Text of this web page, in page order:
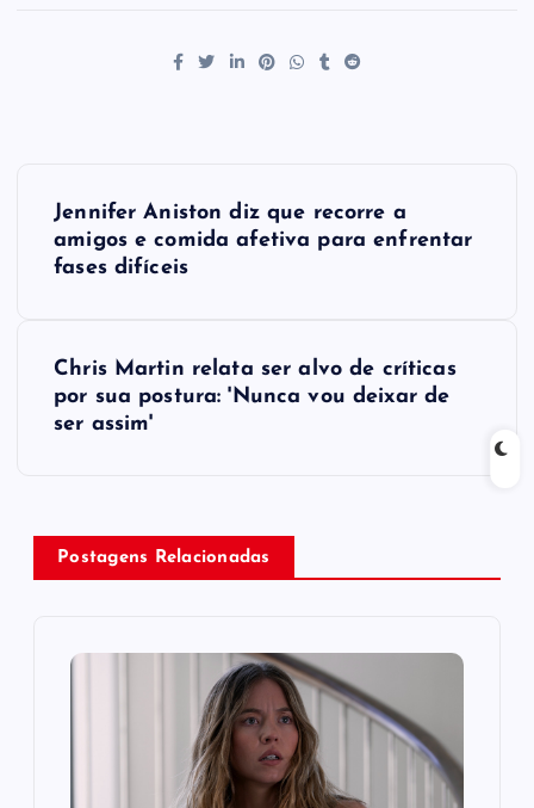
v
Jennifer Aniston diz que recorre a
amigos e comida afetiva para enfrentar
fases difíceis
Chris Martin relata ser alvo de críticas
por sua postura: 'Nunca vou deixar de
ser assim'
Postagens Relacionadas